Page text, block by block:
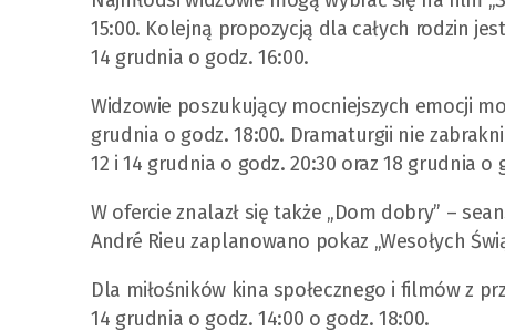
15:00. Kolejną propozycją dla całych rodzin
14 grudnia o godz. 16:00.
Widzowie poszukujący mocniejszych emocji
grudnia o godz. 18:00. Dramaturgii nie
12 i 14 grudnia o godz. 20:30 oraz 18 grudnia o
W ofercie znalazł się także „Dom dobry” –
André Rieu zaplanowano pokaz „Wesołych
Dla miłośników kina społecznego i filmów z
14 grudnia o godz. 14:00 o godz. 18:00.